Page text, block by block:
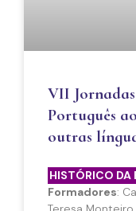
VII
Português
outras
HISTÓRICO DA
Formadores: